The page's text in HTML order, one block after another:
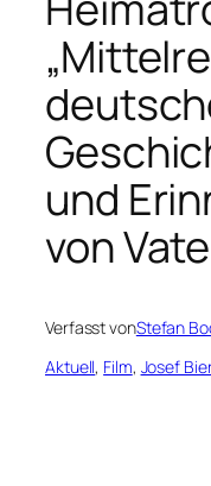
und
von
Verfasst vonStefan
Aktuell, Film, Josef